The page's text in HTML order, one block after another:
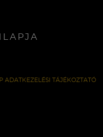
ADATKEZELÉSI TÁJÉKOZTATÓ